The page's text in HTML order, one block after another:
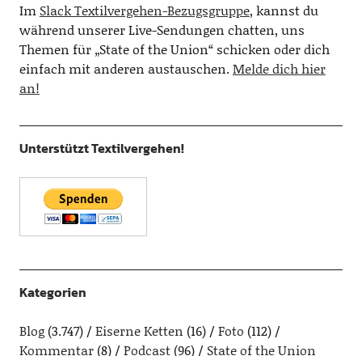
Im Slack Textilvergehen-Bezugsgruppe, kannst du
während unserer Live-Sendungen chatten, uns
Themen für „State of the Union“ schicken oder dich
einfach mit anderen austauschen.Melde dich hier
an!
Unterstützt Textilvergehen!
Kategorien
Blog(3.747) Eiserne Ketten (16) Foto (112)
Kommentar(8) Podcast(96) State of the Union